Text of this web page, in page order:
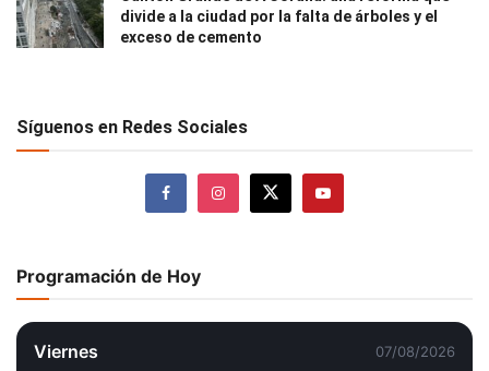
divide a la ciudad por la falta de árboles y el
exceso de cemento
Síguenos en Redes Sociales
Programación de Hoy
Viernes 07/08/2026